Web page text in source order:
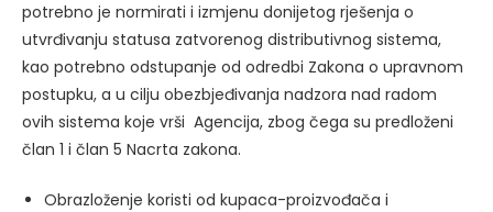
potrebno je normirati i izmjenu donijetog rješenja o
utvrđivanju statusa zatvorenog distributivnog sistema,
kao potrebno odstupanje od odredbi Zakona o upravnom
postupku, a u cilju obezbjeđivanja nadzora nad radom
ovih sistema koje vrši Agencija, zbog čega su predloženi
član 1 i član 5 Nacrta zakona.
Obrazloženje koristi od kupaca-proizvođača i